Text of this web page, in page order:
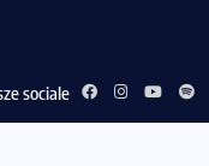
sociale